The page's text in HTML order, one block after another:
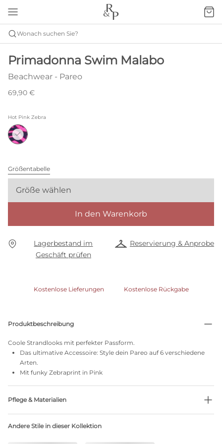
Wonach suchen Sie?
Primadonna Swim Malabo
Beachwear - Pareo
69,90 €
Hot Pink Zebra
Größentabelle
Größe wählen
In den Warenkorb
Lagerbestand im
Geschäft prüfen
Reservierung & Anprobe
Kostenlose Lieferungen Kostenlose Rückgabe
Produktbeschreibung
Coole Strandlooks mit perfekter Passform.
Das ultimative Accessoire: Style dein Pareo auf 6 verschiedene
Arten.
Mit funky Zebraprint in Pink
Pflege & Materialien
Andere Stile in dieser Kollektion